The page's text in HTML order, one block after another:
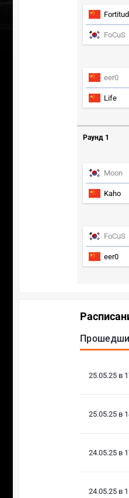
FoCuS
eer0
Life
Раунд 1
Moon
Kaho
FoCuS
eer0
25.05.25 в
25.05.25 в
24.05.25 в
24.05.25 в